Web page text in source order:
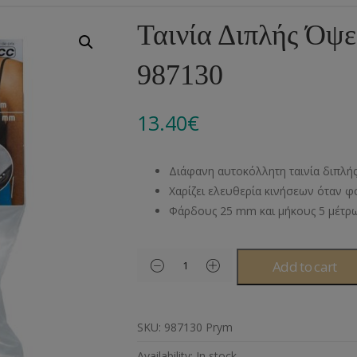
Μεταλλικά Εξαρτήματα Αξεσουάρ
Φυτίλια- Κορδόνια
Διάφορες Τρέσες
Πουκαμίσου
Στρας
Μεταλλικά
Άλλα Υλικά
Ταινία Διπλής
987130
13.40€
Διάφανη αυτοκόλλητη ταινία
Χαρίζει ελευθερία κινήσεων όταν
Φάρδους 25 mm και μήκους 5
Add to cart
SKU: 987130 Prym